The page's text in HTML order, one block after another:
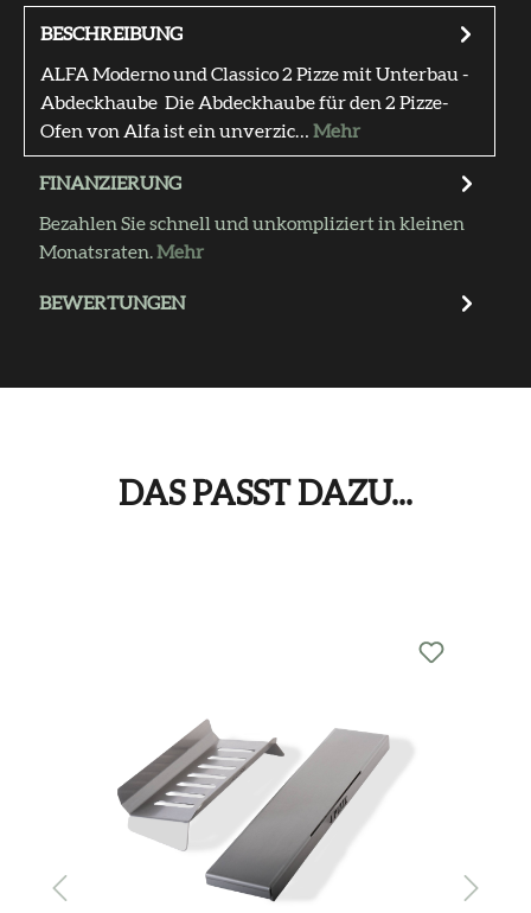
BESCHREIBUNG
ALFA Moderno und Classico 2 Pizze mit Unterbau -
Abdeckhaube Die Abdeckhaube für den 2 Pizze-
Ofen von Alfa ist ein unverzic… Mehr
FINANZIERUNG
Bezahlen Sie schnell und unkompliziert in kleinen
Monatsraten.Mehr
BEWERTUNGEN
DAS PASST DAZU...